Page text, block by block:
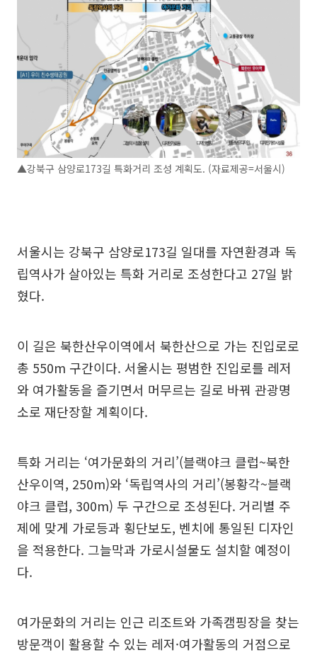
▲강북구 삼양로173길 특화거리 조성 계획도. (자료제공=서울시)
서울시는 강북구 삼양로173길 일대를 자연환경과 독
립역사가 살아있는 특화 거리로 조성한다고 27일 밝
혔다.
이 길은 북한산우이역에서 북한산으로 가는 진입로로
총 550m 구간이다. 서울시는 평범한 진입로를 레저
와 여가활동을 즐기면서 머무르는 길로 바꿔 관광명
소로 재단장할 계획이다.
특화 거리는 ‘여가문화의 거리’(블랙야크 클럽~북한
산우이역, 250m)와 ‘독립역사의 거리’(봉황각~블랙
야크 클럽, 300m) 두 구간으로 조성된다. 거리별 주
제에 맞게 가로등과 횡단보도, 벤치에 통일된 디자인
을 적용한다. 그늘막과 가로시설물도 설치할 예정이
다.
여가문화의 거리는 인근 리조트와 가족캠핑장을 찾는
방문객이 활용할 수 있는 레저·여가활동의 거점으로